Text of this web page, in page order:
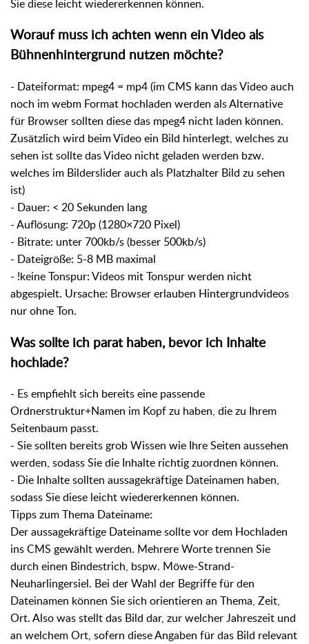
Sie diese leicht wiedererkennen können.
Worauf muss ich achten wenn ein Video als
Bühnenhintergrund nutzen möchte?
- Dateiformat: mpeg4 = mp4 (im CMS kann das Video auch
noch im webm Format hochladen werden als Alternative
für Browser sollten diese das mpeg4 nicht laden können.
Zusätzlich wird beim Video ein Bild hinterlegt, welches zu
sehen ist sollte das Video nicht geladen werden bzw.
welches im Bilderslider auch als Platzhalter Bild zu sehen
ist)
- Dauer: < 20 Sekunden lang
- Auflösung: 720p (1280×720 Pixel)
- Bitrate: unter 700kb/s (besser 500kb/s)
- Dateigröße: 5-8 MB maximal
- !keine Tonspur: Videos mit Tonspur werden nicht
abgespielt. Ursache: Browser erlauben Hintergrundvideos
nur ohne Ton.
Was sollte ich parat haben, bevor ich Inhalte
hochlade?
- Es empfiehlt sich bereits eine passende
Ordnerstruktur+Namen im Kopf zu haben, die zu Ihrem
Seitenbaum passt.
- Sie sollten bereits grob Wissen wie Ihre Seiten aussehen
werden, sodass Sie die Inhalte richtig zuordnen können.
- Die Inhalte sollten aussagekräftige Dateinamen haben,
sodass Sie diese leicht wiedererkennen können.
Tipps zum Thema Dateiname:
Der aussagekräftige Dateiname sollte vor dem Hochladen
ins CMS gewählt werden. Mehrere Worte trennen Sie
durch einen Bindestrich, bspw. Möwe-Strand-
Neuharlingersiel. Bei der Wahl der Begriffe für den
Dateinamen können Sie sich orientieren an Thema, Zeit,
Ort. Also was stellt das Bild dar, zur welcher Jahreszeit und
an welchem Ort, sofern diese Angaben für das Bild relevant